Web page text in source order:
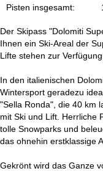
Pisten insgesamt:
Der Skipass "Dolomiti
Ihnen ein Ski-Areal der
Lifte stehen zur
In den italienischen
Wintersport geradezu
"Sella Ronda", die 40 km
mit Ski und Lift. Herrliche
tolle Snowparks und
das ohnehin erstklassige
Gekrönt wird das Ganze